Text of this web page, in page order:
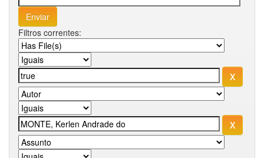
Filtros correntes: